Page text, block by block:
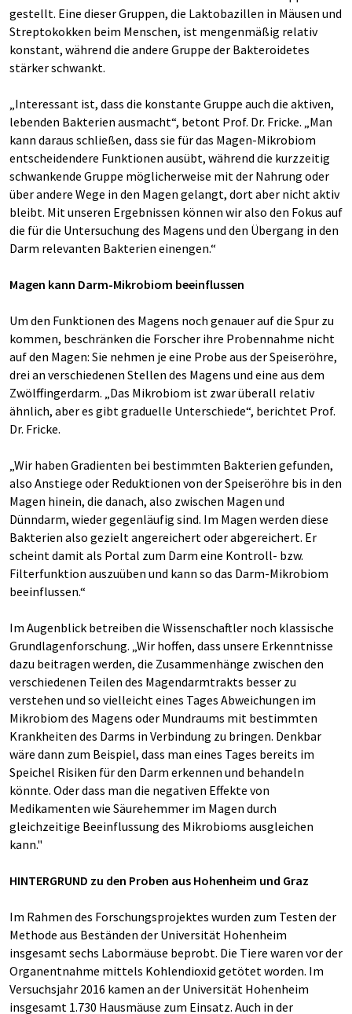
gestellt. Eine dieser Gruppen, die Laktobazillen in Mäusen und
Streptokokken beim Menschen, ist mengenmäßig relativ
konstant, während die andere Gruppe der Bakteroidetes
stärker schwankt.
„Interessant ist, dass die konstante Gruppe auch die aktiven,
lebenden Bakterien ausmacht“, betont Prof. Dr. Fricke. „Man
kann daraus schließen, dass sie für das Magen-Mikrobiom
entscheidendere Funktionen ausübt, während die kurzzeitig
schwankende Gruppe möglicherweise mit der Nahrung oder
über andere Wege in den Magen gelangt, dort aber nicht aktiv
bleibt. Mit unseren Ergebnissen können wir also den Fokus auf
die für die Untersuchung des Magens und den Übergang in den
Darm relevanten Bakterien einengen.“
Magen kann Darm-Mikrobiom beeinflussen
Um den Funktionen des Magens noch genauer auf die Spur zu
kommen, beschränken die Forscher ihre Probennahme nicht
auf den Magen: Sie nehmen je eine Probe aus der Speiseröhre,
drei an verschiedenen Stellen des Magens und eine aus dem
Zwölffingerdarm. „Das Mikrobiom ist zwar überall relativ
ähnlich, aber es gibt graduelle Unterschiede“, berichtet Prof.
Dr. Fricke.
„Wir haben Gradienten bei bestimmten Bakterien gefunden,
also Anstiege oder Reduktionen von der Speiseröhre bis in den
Magen hinein, die danach, also zwischen Magen und
Dünndarm, wieder gegenläufig sind. Im Magen werden diese
Bakterien also gezielt angereichert oder abgereichert. Er
scheint damit als Portal zum Darm eine Kontroll- bzw.
Filterfunktion auszuüben und kann so das Darm-Mikrobiom
beeinflussen.“
Im Augenblick betreiben die Wissenschaftler noch klassische
Grundlagenforschung. „Wir hoffen, dass unsere Erkenntnisse
dazu beitragen werden, die Zusammenhänge zwischen den
verschiedenen Teilen des Magendarmtrakts besser zu
verstehen und so vielleicht eines Tages Abweichungen im
Mikrobiom des Magens oder Mundraums mit bestimmten
Krankheiten des Darms in Verbindung zu bringen. Denkbar
wäre dann zum Beispiel, dass man eines Tages bereits im
Speichel Risiken für den Darm erkennen und behandeln
könnte. Oder dass man die negativen Effekte von
Medikamenten wie Säurehemmer im Magen durch
gleichzeitige Beeinflussung des Mikrobioms ausgleichen
kann."
HINTERGRUND zu den Proben aus Hohenheim und Graz
Im Rahmen des Forschungsprojektes wurden zum Testen der
Methode aus Beständen der Universität Hohenheim
insgesamt sechs Labormäuse beprobt. Die Tiere waren vor der
Organentnahme mittels Kohlendioxid getötet worden. Im
Versuchsjahr 2016 kamen an der Universität Hohenheim
insgesamt 1.730 Hausmäuse zum Einsatz. Auch in der